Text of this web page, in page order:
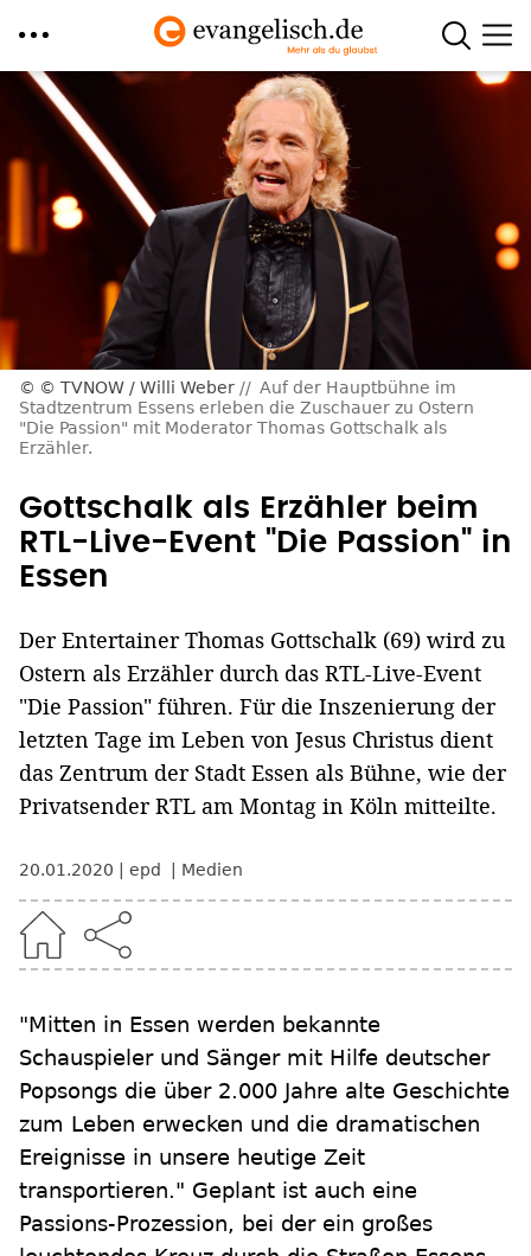
Direkt
Inhalt
© TVNOW / Willi Weber
Auf der Hauptbühne im
Stadtzentrum Essens erleben die Zuschauer zu Ostern
"Die Passion" mit Moderator Thomas Gottschalk als
Erzähler.
Gottschalk als Erzähler beim
RTL-Live-Event "Die Passion" in
Essen
Der Entertainer Thomas Gottschalk (69) wird zu
Ostern als Erzähler durch das RTL-Live-Event
"Die Passion" führen. Für die Inszenierung der
letzten Tage im Leben von Jesus Christus dient
das Zentrum der Stadt Essen als Bühne, wie der
Privatsender RTL am Montag in Köln mitteilte.
20.01.2020 epd Medien
"Mitten in Essen werden bekannte
Schauspieler und Sänger mit Hilfe deutscher
Popsongs die über 2.000 Jahre alte Geschichte
zum Leben erwecken und die dramatischen
Ereignisse in unsere heutige Zeit
transportieren." Geplant ist auch eine
Passions-Prozession, bei der ein großes